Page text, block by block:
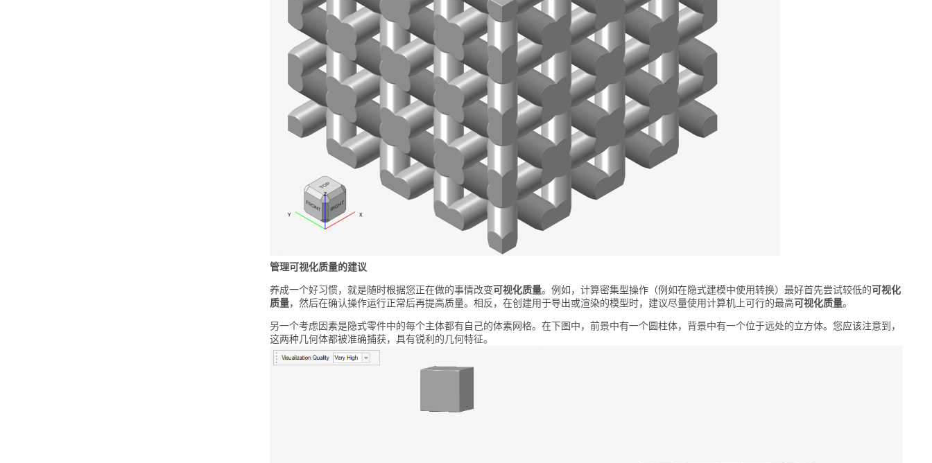
管理可视化质量的建议
养成一个好习惯，就是随时根据您正在做的事情改变可视化质量。例如，计算密集型操作（例如在隐式建模中使用转换）最好首先尝试较低的可视化
质量，然后在确认操作运行正常后再提高质量。相反，在创建用于导出或渲染的模型时，建议尽量使用计算机上可行的最高可视化质量。
另一个考虑因素是隐式零件中的每个主体都有自己的体素网格。在下图中，前景中有一个圆柱体，背景中有一个位于远处的立方体。您应该注意到，
这两种几何体都被准确捕获，具有锐利的几何特征。